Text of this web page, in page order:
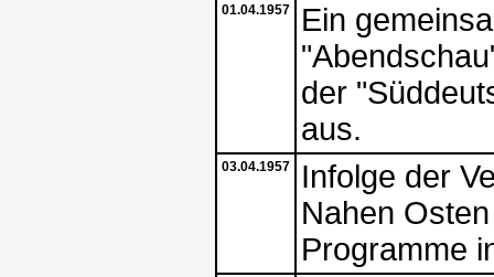
01.04.1957
Ein
der
aus.
03.04.1957
Infolge der
Nahen
Programme